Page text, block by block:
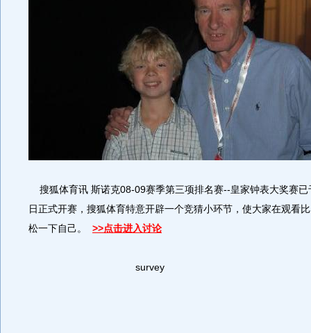
搜狐体育讯 斯诺克08-09赛季第三项排名赛--皇家钟表大奖赛已
日正式开赛，搜狐体育特意开辟一个竞猜小环节，使大家在观看
松一下自己。 >>点击进入讨论
survey